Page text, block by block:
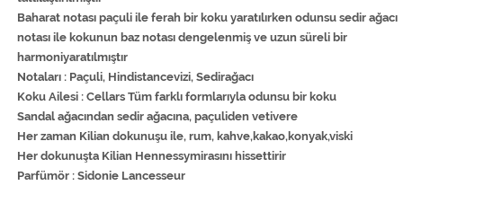
Baharat notası paçuli ile ferah bir koku yaratılırken odunsu sedir ağacı
notası ile kokunun baz notası dengelenmiş ve uzun süreli bir
harmoniyaratılmıştır
Notaları : Paçuli, Hindistancevizi, Sedirağacı
Koku Ailesi : Cellars Tüm farklı formlarıyla odunsu bir koku
Sandal ağacından sedir ağacına, paçuliden vetivere
Her zaman Kilian dokunuşu ile, rum, kahve,kakao,konyak,viski
Her dokunuşta Kilian Hennessymirasını hissettirir
Parfümör : Sidonie Lancesseur